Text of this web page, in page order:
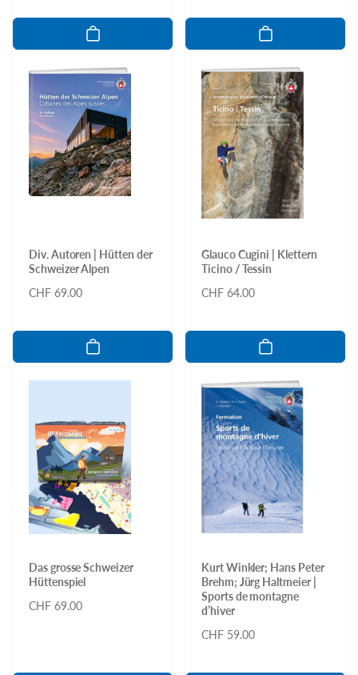
Div. Autoren | Hütten der
Schweizer Alpen
Normaler
CHF 69.00
Glauco Cugini | Klettern
Ticino / Tessin
Normaler
CHF 64.00
Das grosse Schweizer
Hüttenspiel
Normaler
CHF 69.00
Kurt Winkler; Hans Peter
Brehm; Jürg Haltmeier |
Sports de montagne
d’hiver
Normaler
CHF 59.00